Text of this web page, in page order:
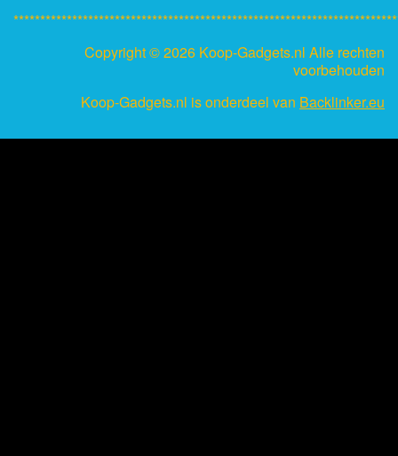
Copyright ©2026 Koop-Gadgets.nl Alle rechten
voorbehouden
Koop-Gadgets.nl is onderdeel van Backlinker.eu